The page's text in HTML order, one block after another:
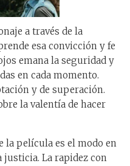
a través de la
esa convicción y fe
emana la seguridad y
en cada momento.
y de superación.
la valentía de hacer
la película es el modo en
justicia. La rapidez con